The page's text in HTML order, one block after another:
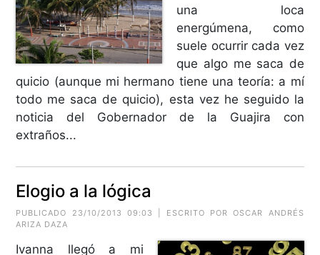
una loca
energúmena, como
suele ocurrir cada vez
que algo me saca de
quicio (aunque mi hermano tiene una teoría: a mí
todo me saca de quicio), esta vez he seguido la
noticia del Gobernador de la Guajira con
extraños...
Elogio a la lógica
PUBLICADO 23/10/2013 09:03 | ESCRITO POROSCAR ANDRÉS
ARIZA DAZA
Ivanna llegó a mi